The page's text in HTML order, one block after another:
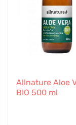
Allnature Aloe
BIO 500 ml